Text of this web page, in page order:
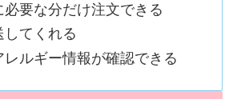
必要な分だけ注文できる
てくれる
レルギー情報が確認できる